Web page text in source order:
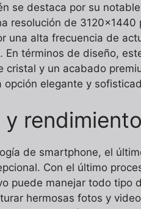
se destaca por su
resolución de
una alta frecuencia de
En términos de diseño,
cristal y un acabado
opción elegante y
rendimiento
de smartphone, el
Con el último
puede manejar todo tipo
hermosas fotos y